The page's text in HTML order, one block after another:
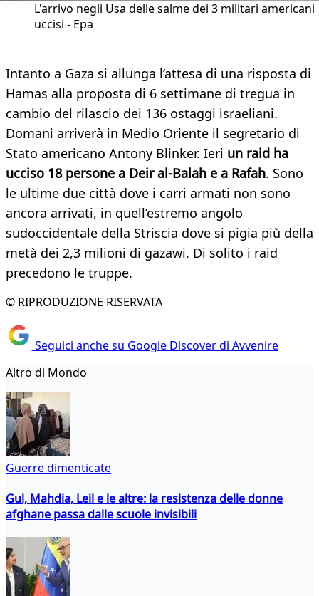
L'arrivo negli Usa delle salme dei 3 militari americani
uccisi - Epa
Intanto a Gaza si allunga l’attesa di una risposta di
Hamas alla proposta di 6 settimane di tregua in
cambio del rilascio dei 136 ostaggi israeliani.
Domani arriverà in Medio Oriente il segretario di
Stato americano Antony Blinker. Ieri un raid ha
ucciso 18 persone a Deir al-Balah e a Rafah. Sono
le ultime due città dove i carri armati non sono
ancora arrivati, in quell’estremo angolo
sudoccidentale della Striscia dove si pigia più della
metà dei 2,3 milioni di gazawi. Di solito i raid
precedono le truppe.
© RIPRODUZIONE RISERVATA
Seguici anche su Google Discover di Avvenire
Altro di Mondo
Guerre dimenticate
Gul, Mahdia, Leil e le altre: la resistenza delle donne
afghane passa dalle scuole invisibili